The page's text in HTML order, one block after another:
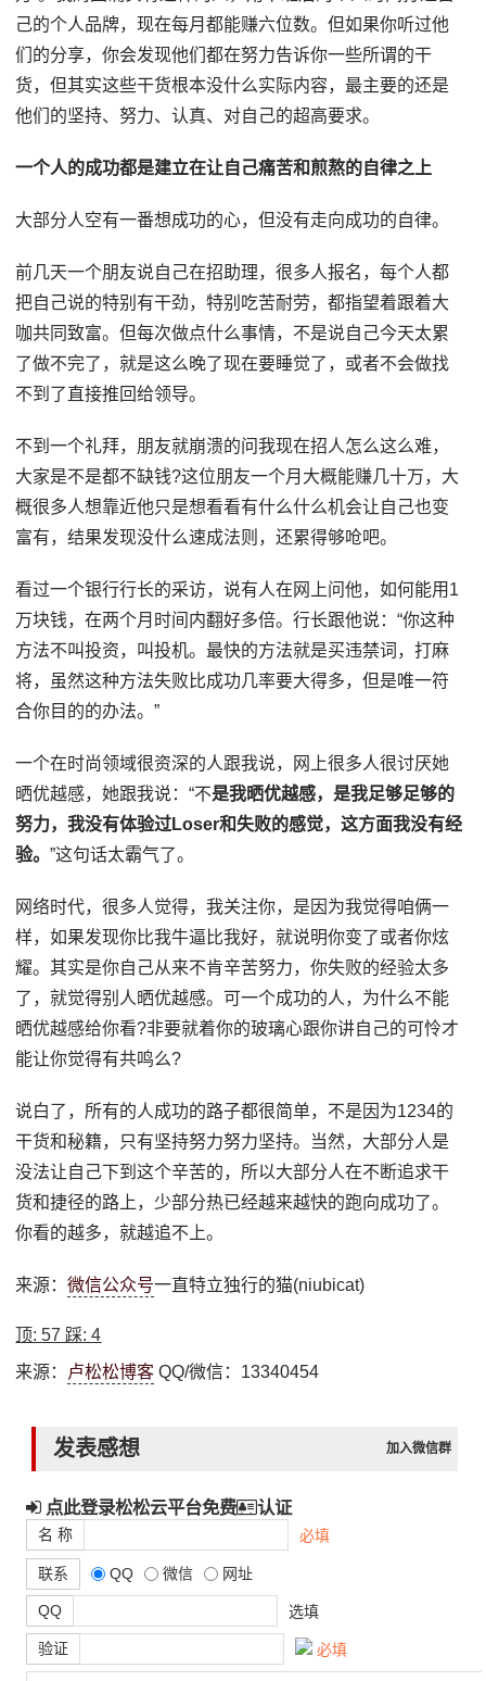
己的个人品牌，现在每月都能赚六位数。但如果你听过他
们的分享，你会发现他们都在努力告诉你一些所谓的干
货，但其实这些干货根本没什么实际内容，最主要的还是
他们的坚持、努力、认真、对自己的超高要求。
一个人的成功都是建立在让自己痛苦和煎熬的自律之上
大部分人空有一番想成功的心，但没有走向成功的自律。
前几天一个朋友说自己在招助理，很多人报名，每个人都
把自己说的特别有干劲，特别吃苦耐劳，都指望着跟着大
咖共同致富。但每次做点什么事情，不是说自己今天太累
了做不完了，就是这么晚了现在要睡觉了，或者不会做找
不到了直接推回给领导。
不到一个礼拜，朋友就崩溃的问我现在招人怎么这么难，
大家是不是都不缺钱?这位朋友一个月大概能赚几十万，大
概很多人想靠近他只是想看看有什么什么机会让自己也变
富有，结果发现没什么速成法则，还累得够呛吧。
看过一个银行行长的采访，说有人在网上问他，如何能用1
万块钱，在两个月时间内翻好多倍。行长跟他说：“你这种
方法不叫投资，叫投机。最快的方法就是买违禁词，打麻
将，虽然这种方法失败比成功几率要大得多，但是唯一符
合你目的的办法。”
一个在时尚领域很资深的人跟我说，网上很多人很讨厌她
晒优越感，她跟我说：“不是我晒优越感，是我足够足够的
努力，我没有体验过Loser和失败的感觉，这方面我没有经
验。”这句话太霸气了。
网络时代，很多人觉得，我关注你，是因为我觉得咱俩一
样，如果发现你比我牛逼比我好，就说明你变了或者你炫
耀。其实是你自己从来不肯辛苦努力，你失败的经验太多
了，就觉得别人晒优越感。可一个成功的人，为什么不能
晒优越感给你看?非要就着你的玻璃心跟你讲自己的可怜才
能让你觉得有共鸣么?
说白了，所有的人成功的路子都很简单，不是因为1234的
干货和秘籍，只有坚持努力努力坚持。当然，大部分人是
没法让自己下到这个辛苦的，所以大部分人在不断追求干
货和捷径的路上，少部分热已经越来越快的跑向成功了。
你看的越多，就越追不上。
来源：微信公众号一直特立独行的猫(niubicat)
顶:57 踩:4
来源： 卢松松博客 QQ/微信：13340454
发表感想 加入微信群
点此登录松松云平台免费 认证
名 称 必填
联系 QQ 微信 网址
QQ 选填
验证 必填